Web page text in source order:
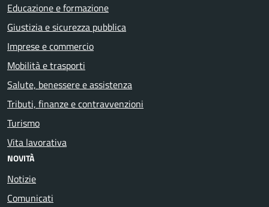
Educazione e formazione
Giustizia e sicurezza pubblica
Imprese e commercio
Mobilità e trasporti
Salute, benessere e assistenza
Tributi, finanze e contravvenzioni
Turismo
Vita lavorativa
NOVITÀ
Notizie
Comunicati